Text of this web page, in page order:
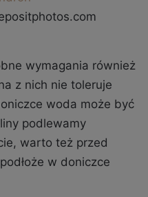
wymagania również
z nich nie toleruje
woda może być
podlewamy
warto też przed
w doniczce